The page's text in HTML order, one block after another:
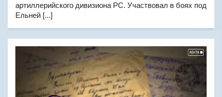
артиллерийского дивизиона РС. Участвовал в боях под
Ельней [...]